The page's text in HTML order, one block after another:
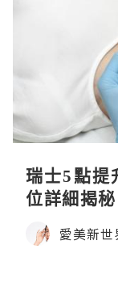
瑞士5點提
位詳細揭秘
愛美新世